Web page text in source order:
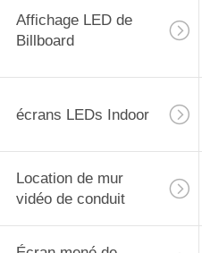
Affichage LED de
Billboard
écrans LEDs Indoor
Location de mur
vidéo de conduit